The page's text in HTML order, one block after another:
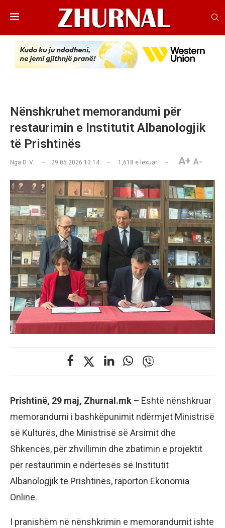
Nënshkruhet memorandumi për
restaurimin e Institutit Albanologjik
të Prishtinës
Nga D. V. 29.05.2026 13:14 1,618 e lexuar A+ A-
Prishtinë, 29 maj, Zhurnal.mk – Është nënshkruar
memorandumi i bashkëpunimit ndërmjet Ministrisë
së Kulturës, dhe Ministrisë së Arsimit dhe
Shkencës, për zhvillimin dhe zbatimin e projektit
për restaurimin e ndërtesës së Institutit
Albanologjik të Prishtinës, raporton Ekonomia
Online.
I pranishëm në nënshkrimin e memorandumit ishte